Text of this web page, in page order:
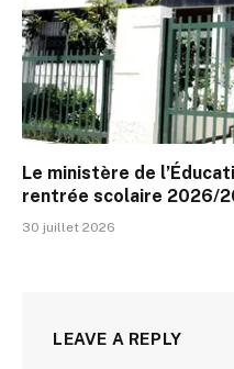
Le ministère de
rentrée scolaire 2026/
30 juillet 2026
LEAVE A REPLY